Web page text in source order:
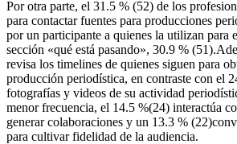
Por otra parte, el 31.5 % (52) de los
para contactar fuentes para producciones
por un participante a quienes la utilizan para
sección «qué está pasando», 30.9 %
revisa los timelines de quienes siguen para
producción periodística, en contraste con el
fotografías y videos de su actividad
menor frecuencia, el 14.5 %(24) interactúa
generar colaboraciones y un 13.3 %
para cultivar fidelidad de la audiencia.